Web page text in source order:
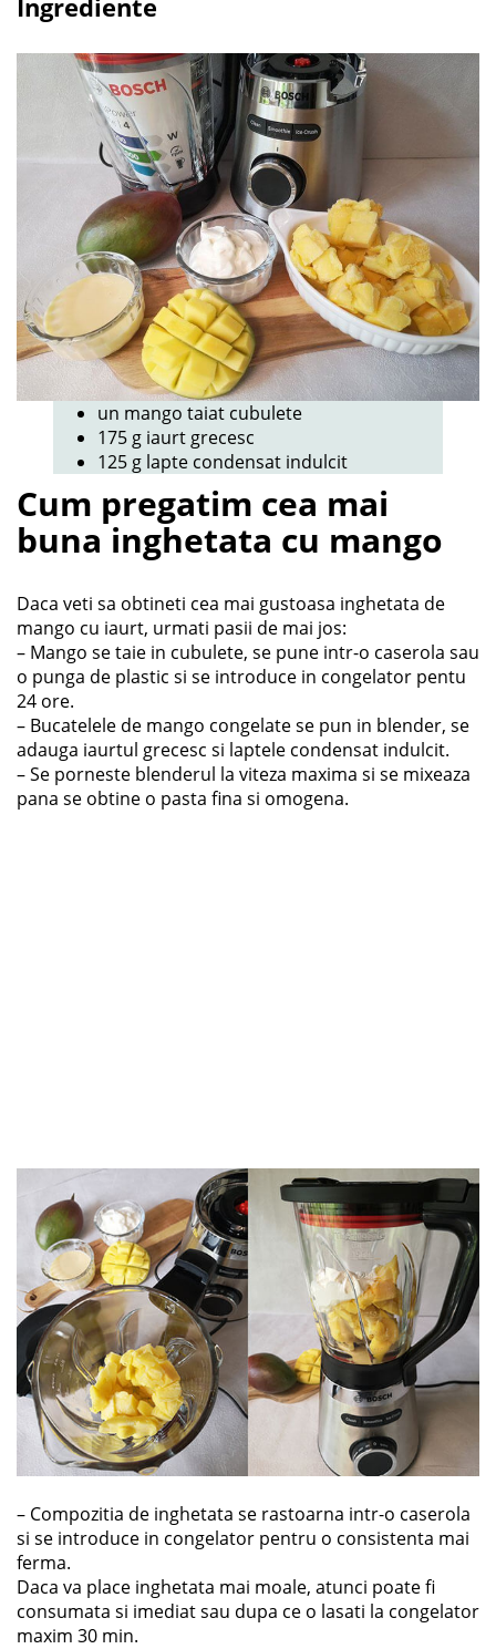
Ingrediente
un mango taiat cubulete
175 g iaurt grecesc
125 g lapte condensat indulcit
Cum pregatim cea mai
buna inghetata cu mango
Daca veti sa obtineti cea mai gustoasa inghetata de
mango cu iaurt, urmati pasii de mai jos:
– Mango se taie in cubulete, se pune intr-o caserola sau
o punga de plastic si se introduce in congelator pentu
24 ore.
– Bucatelele de mango congelate se pun in blender, se
adauga iaurtul grecesc si laptele condensat indulcit.
– Se porneste blenderul la viteza maxima si se mixeaza
pana se obtine o pasta fina si omogena.
– Compozitia de inghetata se rastoarna intr-o caserola
si se introduce in congelator pentru o consistenta mai
ferma.
Daca va place inghetata mai moale, atunci poate fi
consumata si imediat sau dupa ce o lasati la congelator
maxim 30 min.